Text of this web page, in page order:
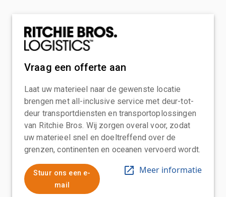
Vraag een offerte aan
Laat uw materieel naar de gewenste locatie
brengen met all-inclusive service met deur-tot-
deur transportdiensten en transportoplossingen
van Ritchie Bros. Wij zorgen overal voor, zodat
uw materieel snel en doeltreffend over de
grenzen, continenten en oceanen vervoerd wordt.
Stuur ons een e-
mail
Meer informatie